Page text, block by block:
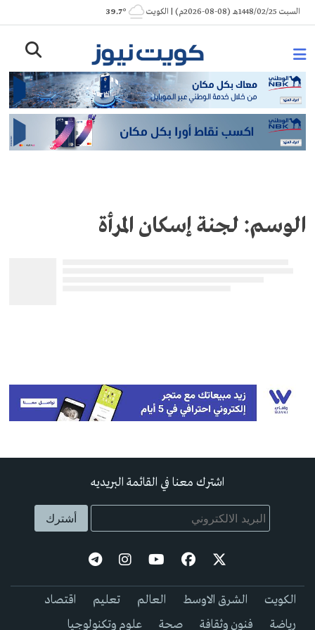
Skip
to
السبت 1448/02/25هـ (08-08-2026م) | الكويت ° 39.7
الوسم: لجنة إسكان المرأة
اشترك معنا في القائمة البريديه
الكويت الشرق الاوسط العالم تعليم
اقتصاد
رياضة
فنون وثقافة صحة علوم وتكنولوجيا